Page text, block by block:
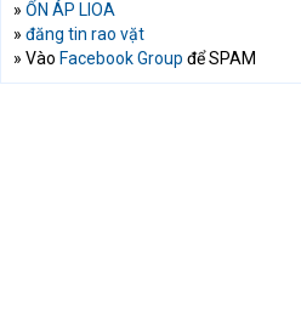
» ỔN ÁP LIOA
» đăng tin rao vặt
» Vào Facebook Group để SPAM